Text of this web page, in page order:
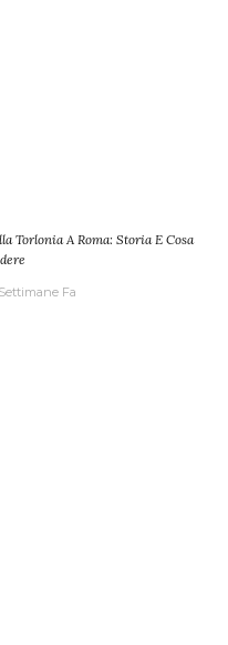
Torlonia A Roma: Storia E Cosa
Fa